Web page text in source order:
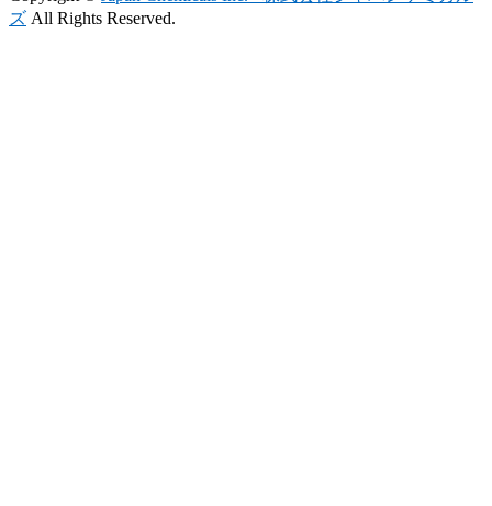
ズ All Rights Reserved.